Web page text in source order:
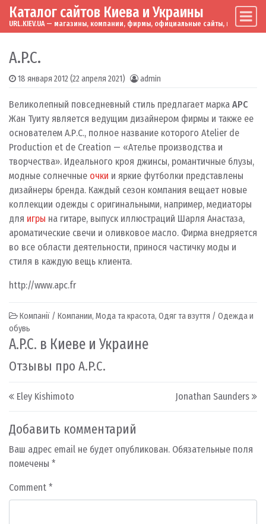
Skip to content
Main Navigation
Каталог сайтов Киева и Украины
URL.KIEV.UA — магазины, компании, фирмы, официальные сайты, мировые
A.P.C.
18 января 2012(22 апреля 2021) admin
Великолепный повседневный стиль предлагает марка APC
Жан Туиту является ведущим дизайнером фирмы и также ее
основателем А.Р.С., полное название которого Atelier dе
Production et de Creation — «Ателье производства и
творчества». Идеального кроя джинсы, романтичные блузы,
модные солнечные очки и яркие футболки представлены
дизайнеры бренда. Каждый сезон компания вещает новые
коллекции одежды с оригинальными, например, медиаторы
для игры на гитаре, выпуск иллюстраций Шарля Анастаза,
ароматические свечи и оливковое масло. Фирма внедряется
во все области деятельности, принося частичку моды и
стиля в каждую вещь клиента.
http://www.apc.fr
Компанії / Компании, Мода та красота, Одяг та взуття / Одежда и
обувь
A.P.C. в Киеве и Украине
Отзывы про A.P.C.
Post navigation
Eley Kishimoto Jonathan Saunders
Добавить комментарий
Ваш адрес email не будет опубликован. Обязательные поля
помечены *
Comment *